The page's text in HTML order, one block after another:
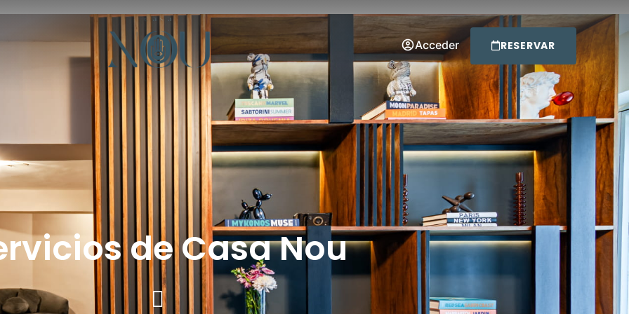
Acceder RESERVAR
de Casa Nou